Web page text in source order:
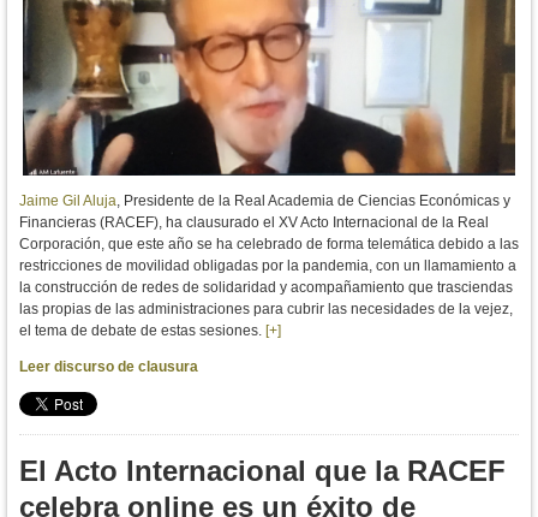
Jaime Gil Aluja, Presidente de la Real Academia de Ciencias Económicas y
Financieras (RACEF), ha clausurado el XV Acto Internacional de la Real
Corporación, que este año se ha celebrado de forma telemática debido a las
restricciones de movilidad obligadas por la pandemia, con un llamamiento a
la construcción de redes de solidaridad y acompañamiento que trasciendas
las propias de las administraciones para cubrir las necesidades de la vejez,
el tema de debate de estas sesiones. [+]
Leer discurso de clausura
El Acto Internacional que la RACEF
celebra online es un éxito de